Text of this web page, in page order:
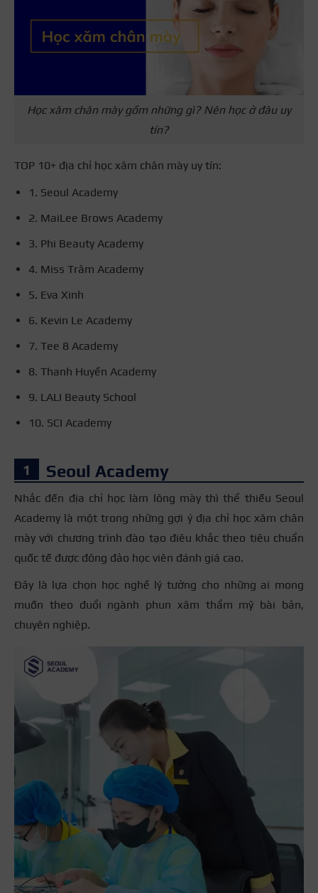
Học xăm chân mày gồm những gì? Nên học ở đâu uy
tín?
TOP 10+ địa chỉ học xăm chân mày uy tín:
1. Seoul Academy
2. MaiLee Brows Academy
3. Phi Beauty Academy
4. Miss Trâm Academy
5. Eva Xinh
6. Kevin Le Academy
7. Tee 8 Academy
8. Thanh Huyền Academy
9. LALI Beauty School
10. SCI Academy
Seoul Academy
Nhắc đến địa chỉ học làm lông mày thì thể thiếu Seoul
Academy là một trong những gợi ý địa chỉ học xăm chân
mày với chương trình đào tạo điêu khắc theo tiêu chuẩn
quốc tế được đông đảo học viên đánh giá cao.
Đây là lựa chọn học nghề lý tưởng cho những ai mong
muốn theo đuổi ngành phun xăm thẩm mỹ bài bản,
chuyên nghiệp.